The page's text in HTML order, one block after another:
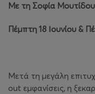
Με τη Σοφία Μουτίδου
Πέμπτη 18 Ιουνίου &
Μετά τη μεγάλη
out εμφανίσεις, η